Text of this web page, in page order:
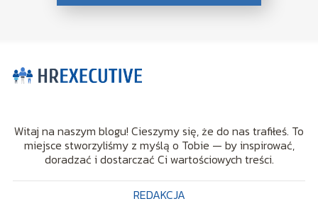
Witaj na naszym blogu! Cieszymy się, że do nas trafiłeś. To
miejsce stworzyliśmy z myślą o Tobie — by inspirować,
doradzać i dostarczać Ci wartościowych treści.
REDAKCJA